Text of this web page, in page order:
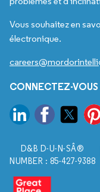
Vous souhaitez en
électronique.
CONNECTEZ-VOUS
D&B D-U-N-SÂ®
NUMBER : 85-427-9388